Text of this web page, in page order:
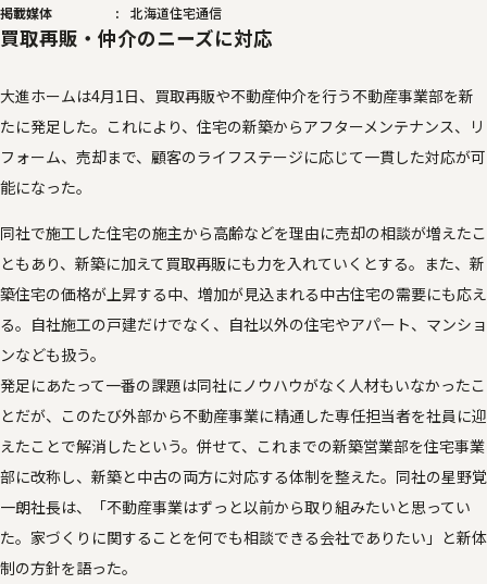
掲載媒体
北海道住宅通信
買取再販・仲介のニーズに対応
大進ホームは4月1日、買取再販や不動産仲介を行う不動産事業部を新
たに発足した。これにより、住宅の新築からアフターメンテナンス、リ
フォーム、売却まで、顧客のライフステージに応じて一貫した対応が可
能になった。
同社で施工した住宅の施主から高齢などを理由に売却の相談が増えたこ
ともあり、新築に加えて買取再販にも力を入れていくとする。また、新
築住宅の価格が上昇する中、増加が見込まれる中古住宅の需要にも応え
る。自社施工の戸建だけでなく、自社以外の住宅やアパート、マンショ
ンなども扱う。
発足にあたって一番の課題は同社にノウハウがなく人材もいなかったこ
とだが、このたび外部から不動産事業に精通した専任担当者を社員に迎
えたことで解消したという。併せて、これまでの新築営業部を住宅事業
部に改称し、新築と中古の両方に対応する体制を整えた。同社の星野覚
一朗社長は、「不動産事業はずっと以前から取り組みたいと思ってい
た。家づくりに関することを何でも相談できる会社でありたい」と新体
制の方針を語った。